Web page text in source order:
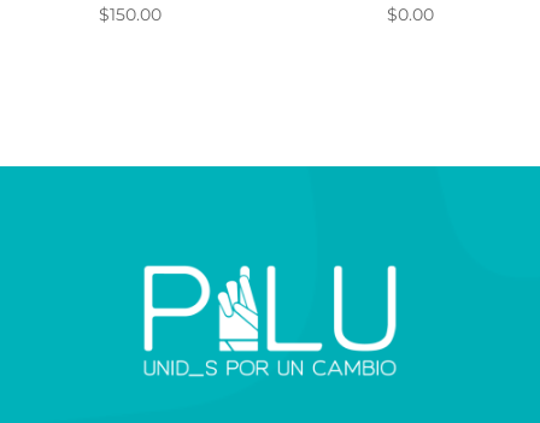
$150.00 $0.00